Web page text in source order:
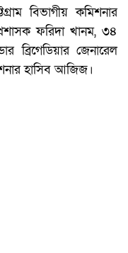
বিভাগীয় কমিশনার
ফরিদা খানম, ৩৪
ব্রিগেডিয়ার জেনারেল
হাসিব আজিজ।